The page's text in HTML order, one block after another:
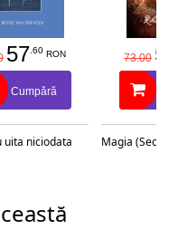
57.60 RON
Cumpără
uita niciodata
73.00 58
Magia